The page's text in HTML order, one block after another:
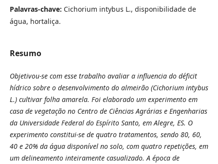
Palavras-chave: Cichorium intybus L., disponibilidade de
água, hortaliça.
Resumo
Objetivou-se com esse trabalho avaliar a influencia do déficit
hídrico sobre o desenvolvimento do almeirão (Cichorium intybus
L.) cultivar folha amarela. Foi elaborado um experimento em
casa de vegetação no Centro de Ciências Agrárias e Engenharias
da Universidade Federal do Espírito Santo, em Alegre, ES. O
experimento constitui-se de quatro tratamentos, sendo 80, 60,
40 e 20% da água disponível no solo, com quatro repetições, em
um delineamento inteiramente casualizado. A época de